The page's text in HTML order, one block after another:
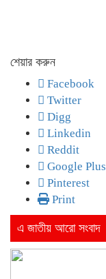
শেয়ার করুন
Facebook
Twitter
Digg
Linkedin
Reddit
Google Plus
Pinterest
Print
এ জাতীয় আরো সংবাদ